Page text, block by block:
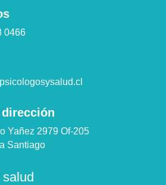
0466
Yañez 2979 Of-205
Santiago